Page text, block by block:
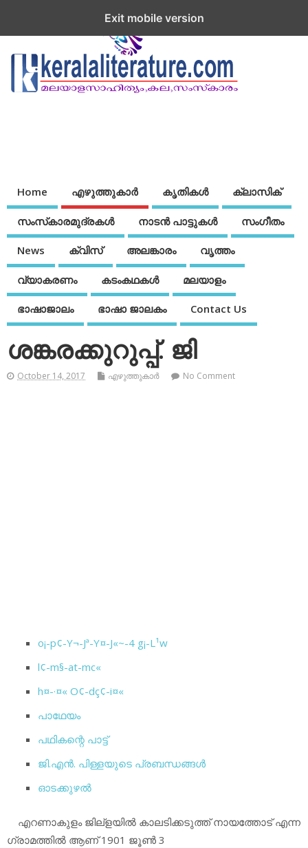
Home എഴുത്തുകാര്‍ കൃതികൾ ക്ലാസിക്
സംസ്‌കാരമുദ്രകള്‍ നാടന്‍ പാട്ടുകള്‍ സംഗീതം
News ക്വിസ് അലങ്കാരം വൃത്തം
വ്യാകരണം കടംകഥകള്‍ മലയാളം
ഭാഷാജാലം ഭാഷാ ജാലകം Contact Us
ശങ്കരക്കുറുപ്പ്. ജി
October 14, 2017 എഴുത്തുകാര്‍ No Comment
o¡-p¢-Y¬-Jª-Y¤-J«~-4 g¡-L¹w
l¢-m§-at-mc«
h¤-·¤« O¢-dç¢-i¤«
പാഥേയം
പഥികന്റെ പാട്ട്
ജി.എന്‍. പിള്ളയുടെ പ്രബന്ധങ്ങള്‍
ഓടക്കുഴല്‍
എറണാകുളം ജില്‌ളയില്‍ കാലടിക്കടുത്ത് നായത്തോട് എന്ന
ഗ്രാമത്തില്‍ ആണ് 1901 ജൂണ്‍ 3
Exit mobile version